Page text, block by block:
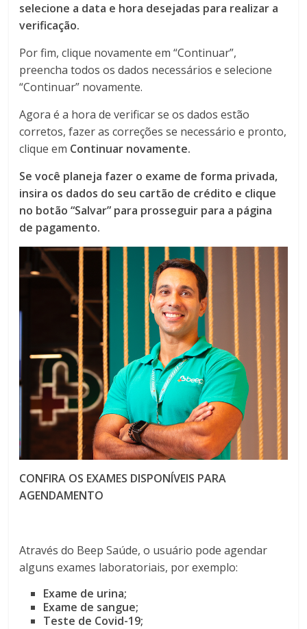
selecione a data e hora desejadas para realizar a
verificação.
Por fim, clique novamente em “Continuar”,
preencha todos os dados necessários e selecione
“Continuar” novamente.
Agora é a hora de verificar se os dados estão
corretos, fazer as correções se necessário e pronto,
clique em Continuar novamente.
Se você planeja fazer o exame de forma privada,
insira os dados do seu cartão de crédito e clique
no botão “Salvar” para prosseguir para a página
de pagamento.
CONFIRA OS EXAMES DISPONÍVEIS PARA
AGENDAMENTO
Através do Beep Saúde, o usuário pode agendar
alguns exames laboratoriais, por exemplo:
Exame de urina;
Exame de sangue;
Teste de Covid-19;